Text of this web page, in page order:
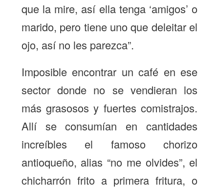
que la mire, así ella tenga ‘amigos’ o
marido, pero tiene uno que deleitar el
ojo, así no les parezca”.
Imposible encontrar un café en ese
sector donde no se vendieran los
más grasosos y fuertes comistrajos.
Allí se consumían en cantidades
increíbles el famoso chorizo
antioqueño, alias “no me olvides”, el
chicharrón frito a primera fritura, o